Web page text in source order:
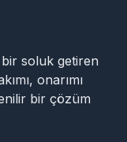
soluk getiren
onarımı
bir çözüm